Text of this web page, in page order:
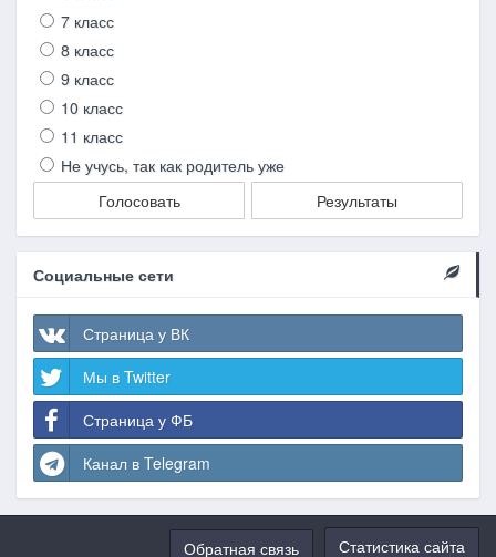
7 класс
8 класс
9 класс
10 класс
11 класс
Не учусь, так как родитель уже
Голосовать
Результаты
Социальные сети
Страница у ВК
Мы в Twitter
Страница у ФБ
Канал в Telegram
Статистика сайта
Обратная связь